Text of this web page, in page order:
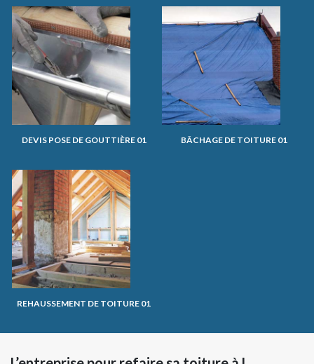
DEVIS POSE DE GOUTTIÈRE 01 BÂCHAGE DE TOITURE 01
REHAUSSEMENT DE TOITURE 01